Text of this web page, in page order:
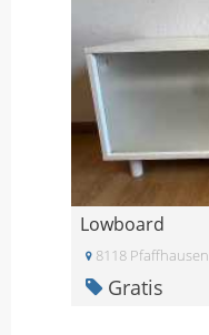
Lowboard
8118 Pfaffhausen
Gratis